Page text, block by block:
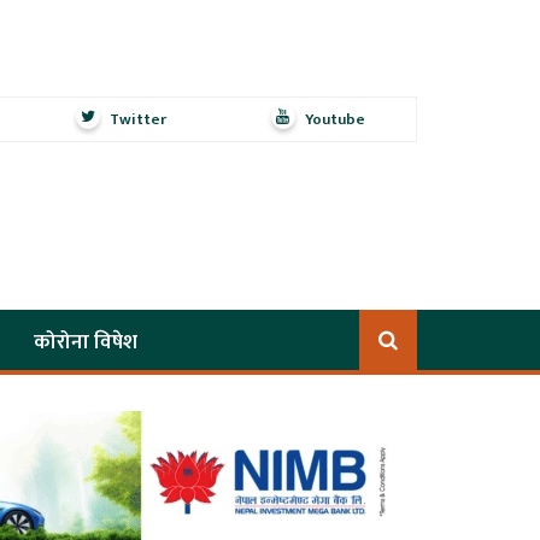
Twitter Youtube
कोरोना विषेश